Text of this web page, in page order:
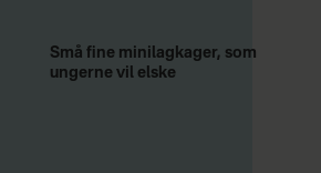
Små fine minilagkager, som
ungerne vil elske